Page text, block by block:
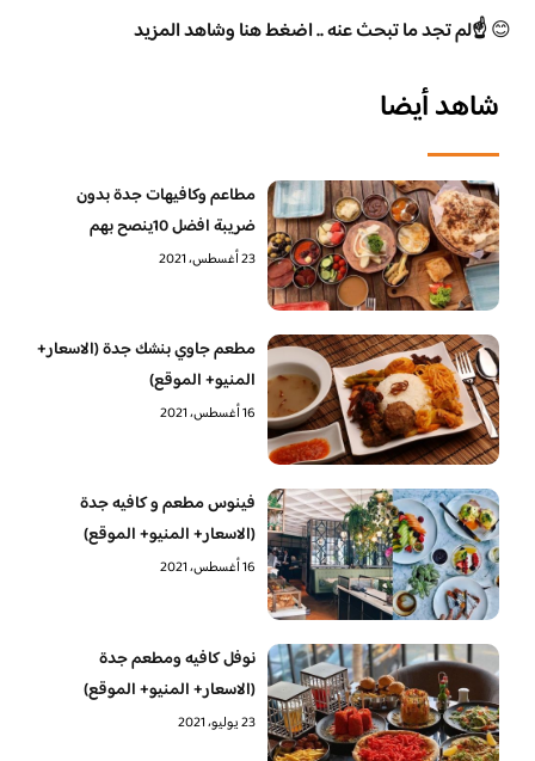
😊☝️لم تجد ما تبحث عنه .. اضغط هنا وشاهد المزيد
شاهد أيضا
مطاعم وكافيهات جدة بدون
ضريبة افضل 10ينصح بهم
23 أغسطس، 2021
مطعم جاوي بنشك جدة (الاسعار+
المنيو+ الموقع)
16 أغسطس، 2021
فينوس مطعم و كافيه جدة
(الاسعار+ المنيو+ الموقع)
16 أغسطس، 2021
نوفل كافيه ومطعم جدة
(الاسعار+ المنيو+ الموقع)
23 يوليو، 2021